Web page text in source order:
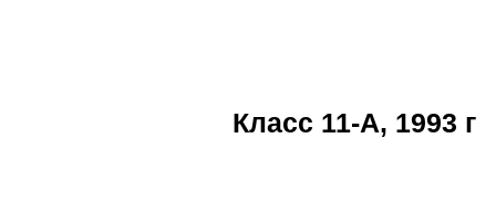
Класс 11-А, 1993 г